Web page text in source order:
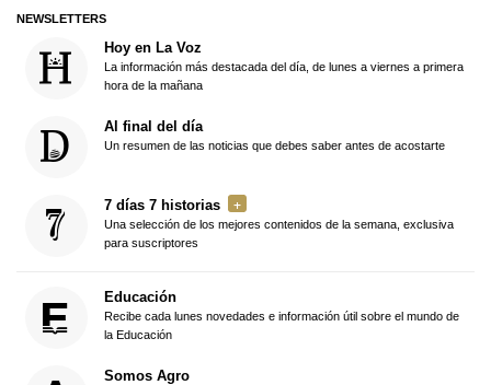
NEWSLETTERS
Hoy en La Voz
La información más destacada del día, de lunes a viernes a primera
hora de la mañana
Al final del día
Un resumen de las noticias que debes saber antes de acostarte
7 días 7 historias
Una selección de los mejores contenidos de la semana, exclusiva
para suscriptores
Educación
Recibe cada lunes novedades e información útil sobre el mundo de
la Educación
Somos Agro